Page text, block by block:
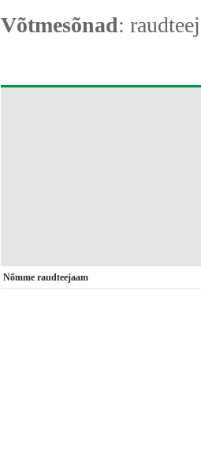
Võtmesõnad:
Nõmme raudteejaam